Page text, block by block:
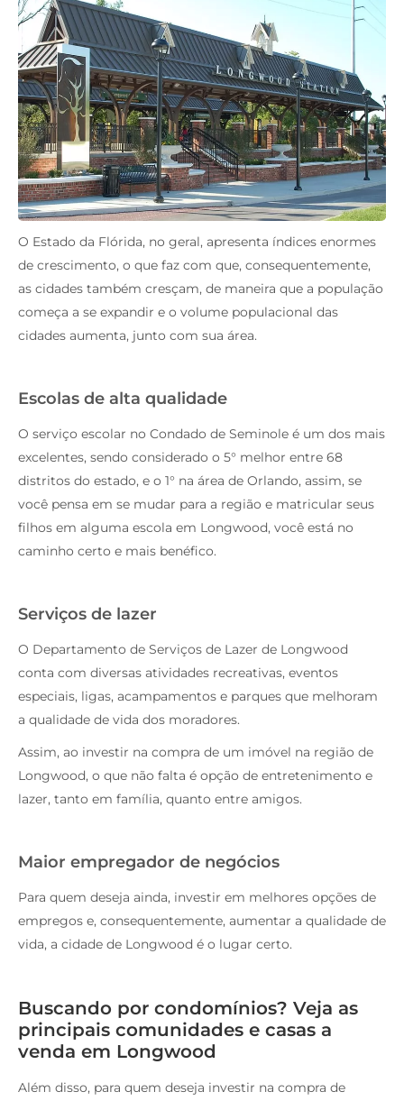
O Estado da Flórida, no geral, apresenta índices enormes
de crescimento, o que faz com que, consequentemente,
as cidades também cresçam, de maneira que a população
começa a se expandir e o volume populacional das
cidades aumenta, junto com sua área.
Escolas de alta qualidade
O serviço escolar no Condado de Seminole é um dos mais
excelentes, sendo considerado o 5° melhor entre 68
distritos do estado, e o 1° na área de Orlando, assim, se
você pensa em se mudar para a região e matricular seus
filhos em alguma escola em Longwood, você está no
caminho certo e mais benéfico.
Serviços de lazer
O Departamento de Serviços de Lazer de Longwood
conta com diversas atividades recreativas, eventos
especiais, ligas, acampamentos e parques que melhoram
a qualidade de vida dos moradores.
Assim, ao investir na compra de um imóvel na região de
Longwood, o que não falta é opção de entretenimento e
lazer, tanto em família, quanto entre amigos.
Maior empregador de negócios
Para quem deseja ainda, investir em melhores opções de
empregos e, consequentemente, aumentar a qualidade de
vida, a cidade de Longwood é o lugar certo.
Buscando por condomínios? Veja as
principais comunidades e casas a
venda em Longwood
Além disso, para quem deseja investir na compra de